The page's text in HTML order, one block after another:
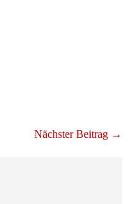
Nächster Beitrag →